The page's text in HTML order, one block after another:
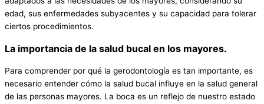
edad, sus enfermedades subyacentes y su capacidad para tolerar
ciertos procedimientos.
La importancia de la salud bucal en los mayores.
Para comprender por qué la gerodontología es tan importante, es
necesario entender cómo la salud bucal influye en la salud general
de las personas mayores. La boca es un reflejo de nuestro estado